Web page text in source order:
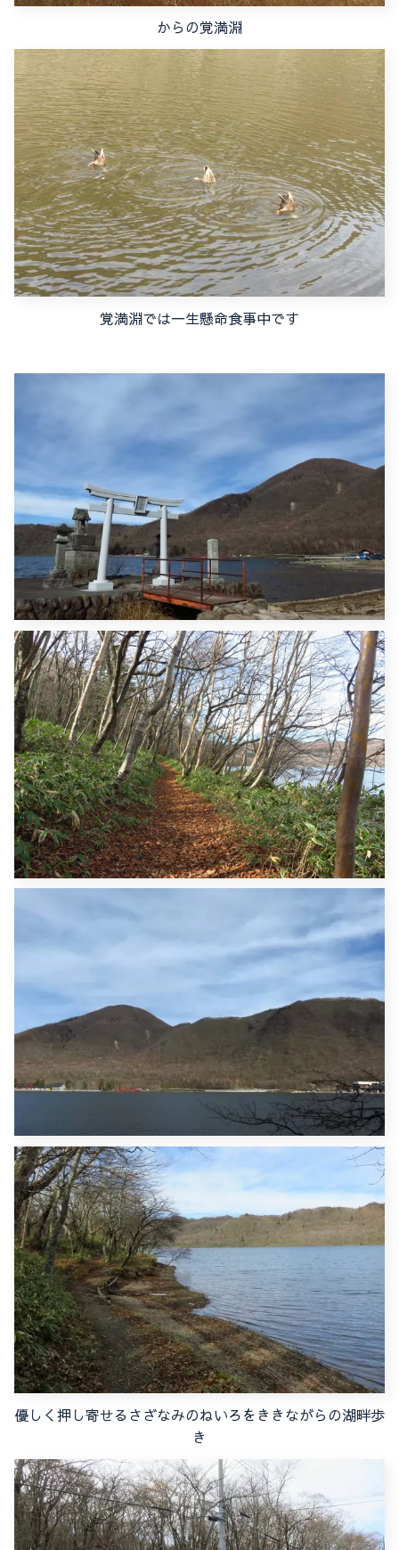
からの覚満淵
覚満淵では一生懸命食事中です
優しく押し寄せるさざなみのねいろをききながらの湖畔歩
き